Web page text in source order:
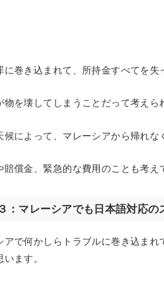
に巻き込まれて、所持金すべてを失
物を壊してしまうことだって考えら
候によって、マレーシアから帰れな
賠償金、緊急的な費用のことも考え
：マレーシアでも日本語対応の
アで何かしらトラブルに巻き込ま
ます。